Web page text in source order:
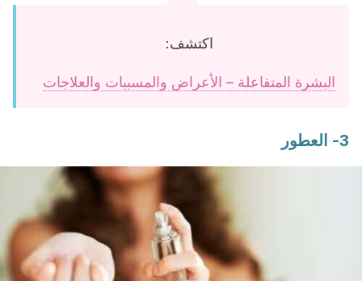
اكتشف:
البشرة المتفاعلة – الأعراض والمسببات والعلاجات
3- العطور